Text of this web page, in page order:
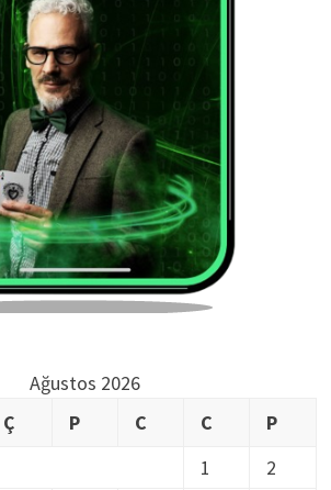
Ağustos 2026
Ç P C C
P
1
2